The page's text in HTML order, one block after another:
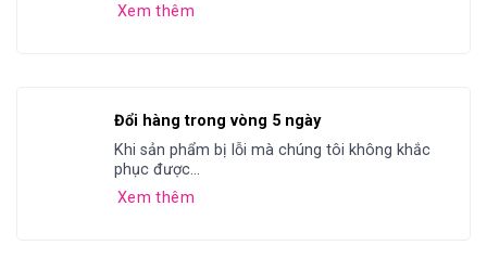
Xem thêm
Đổi hàng trong vòng 5 ngày
Khi sản phẩm bị lỗi mà chúng tôi không khắc
phục được...
Xem thêm